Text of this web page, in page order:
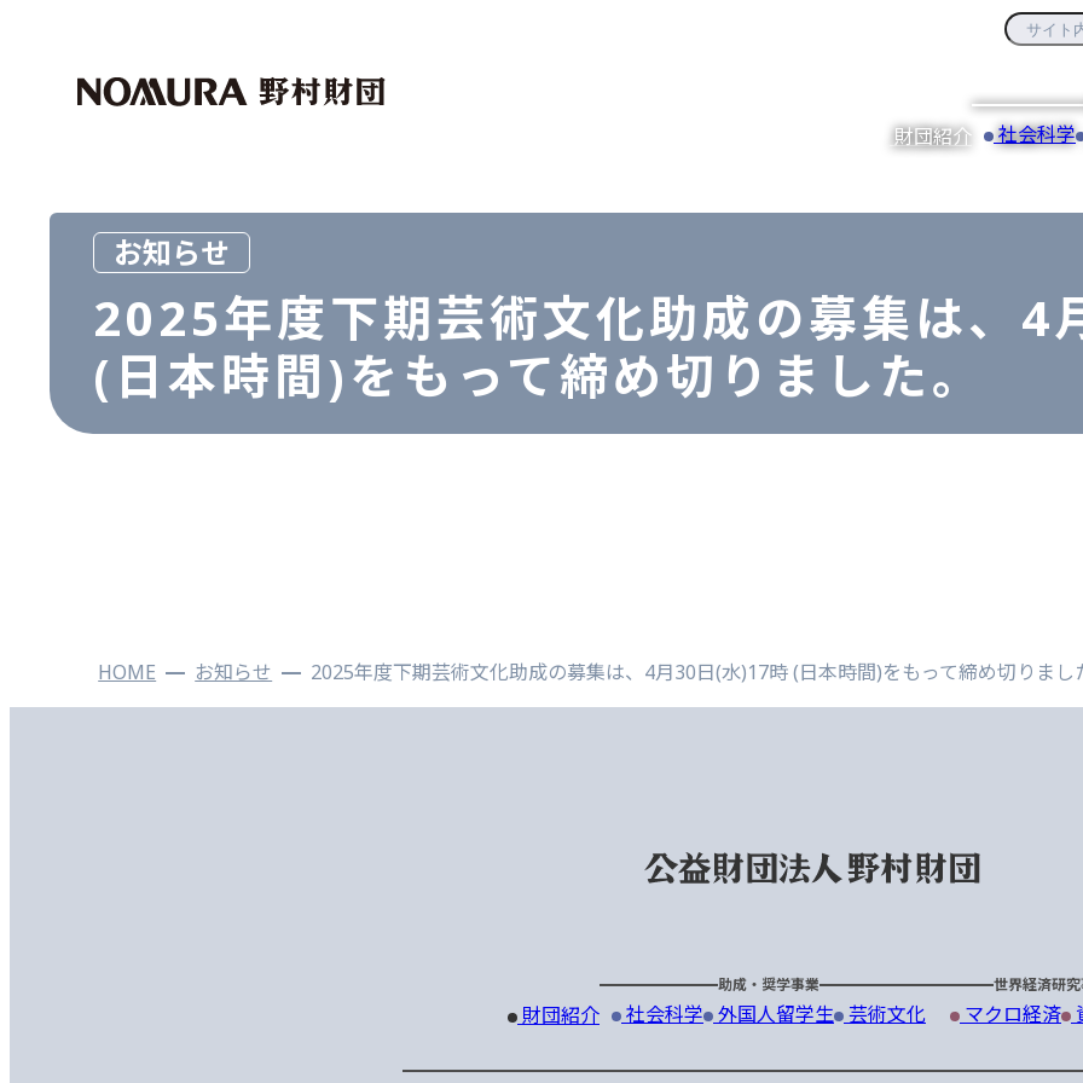
財団紹介
外国人留学生
芸術文化
世界経済研究事業
マクロ経済
資本市場
財団紹介 社会科学
お知らせ
2025年度下期芸術文化助成の募集は、4
(日本時間)をもって締め切りました。
HOME お知らせ 2025年度下期芸術文化助成の募集は、4月30日(水)17時 (日本時間)をもって締め切りまし
財団紹介
助成・奨学事業
社会科学 外国人留学生 芸術文化
世界経済研
マクロ経済